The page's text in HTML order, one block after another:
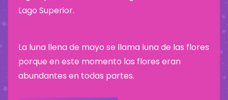
Lago Superior.
La luna llena de mayo se llama luna de las flores
porque en este momento las flores eran
abundantes en todas partes.